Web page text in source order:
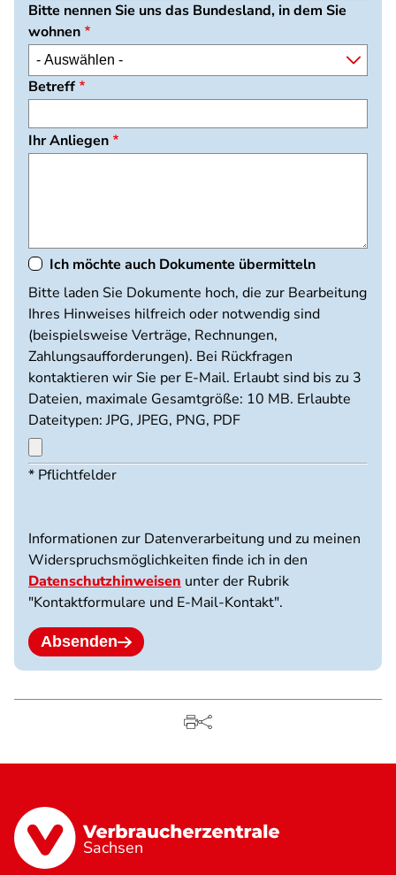
Bitte nennen Sie uns das Bundesland, in dem Sie
wohnen
Betreff
Ihr Anliegen
Ich möchte auch Dokumente übermitteln
Dokumente
hochladen
Bitte laden Sie Dokumente hoch, die zur Bearbeitung
Ihres Hinweises hilfreich oder notwendig sind
(beispielsweise Verträge, Rechnungen,
Zahlungsaufforderungen). Bei Rückfragen
kontaktieren wir Sie per E-Mail. Erlaubt sind bis zu 3
Dateien, maximale Gesamtgröße: 10 MB. Erlaubte
Dateitypen: JPG, JPEG, PNG, PDF
Maximal
möglich.
10
MB
Limit.
Erlaubte
jpg
jpeg
pdf.
* Pflichtfelder
Informationen zur Datenverarbeitung und zu meinen
Widerspruchsmöglichkeiten finde ich in den
Datenschutzhinweisen unter der Rubrik
"Kontaktformulare und E-Mail-Kontakt".
Absenden
Sachsen